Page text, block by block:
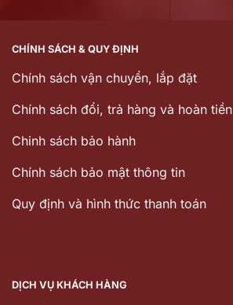
CHÍNH SÁCH & QUY ĐỊNH
Chính sách vận chuyển, lắp đặt
Chính sách đổi, trả hàng và hoàn tiền
Chinh sách bảo hành
Chính sách bảo mật thông tin
Quy định và hình thức thanh toán
DỊCH VỤ KHÁCH HÀNG